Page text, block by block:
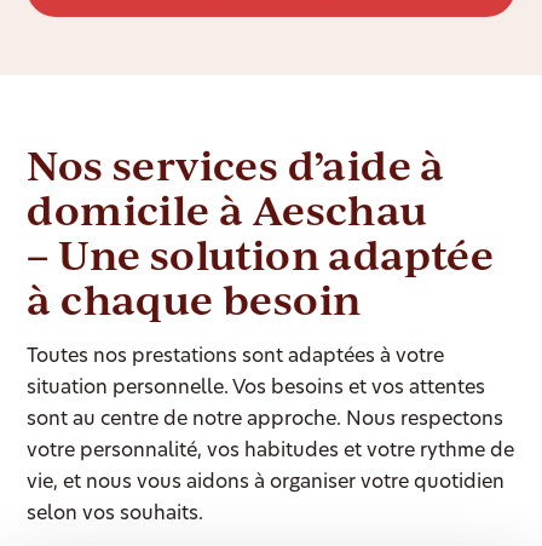
Nos services d’aide à
domicile à Aeschau
– Une solution adaptée
à chaque besoin
Toutes nos prestations sont adaptées à votre
situation personnelle. Vos besoins et vos attentes
sont au centre de notre approche. Nous respectons
votre personnalité, vos habitudes et votre rythme de
vie, et nous vous aidons à organiser votre quotidien
selon vos souhaits.